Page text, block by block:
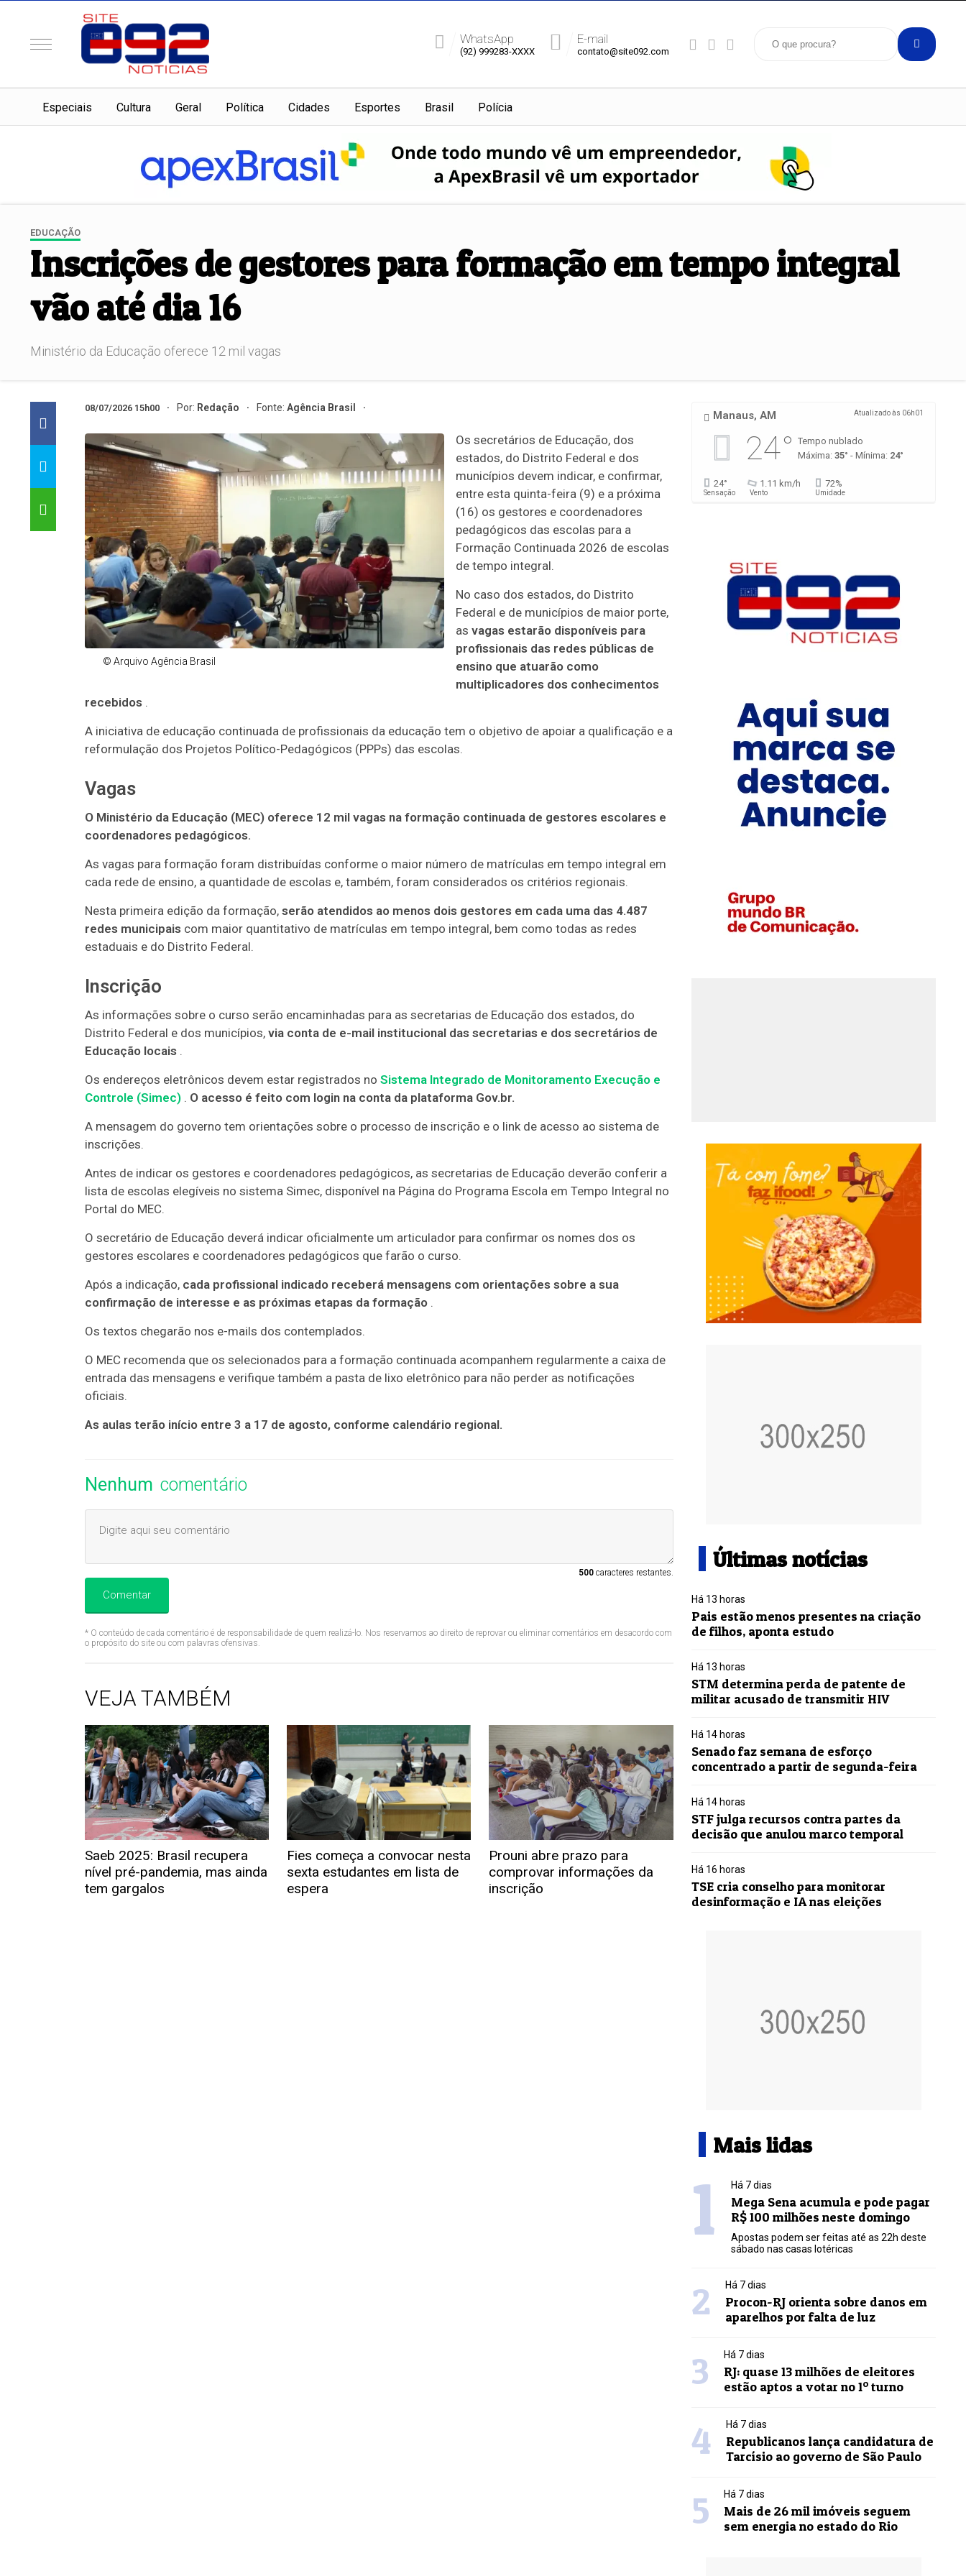
E-mail
contato@site092.com
WhatsApp
(92) 999283-XXXX
Especiais Cultura Geral Política Cidades Esportes Brasil Polícia
EDUCAÇÃO
Inscrições de gestores para formação em tempo integral
vão até dia 16
Ministério da Educação oferece 12 mil vagas
08/07/2026 15h00 Por: Redação Fonte: Agência Brasil
© Arquivo Agência Brasil
Os secretários de Educação, dos
estados, do Distrito Federal e dos
municípios devem indicar, e confirmar,
entre esta quinta-feira (9) e a próxima
(16) os gestores e coordenadores
pedagógicos das escolas para a
Formação Continuada 2026 de escolas
de tempo integral.
No caso dos estados, do Distrito
Federal e de municípios de maior porte,
as vagas estarão disponíveis para
profissionais das redes públicas de
ensino que atuarão como
multiplicadores dos conhecimentos
recebidos.
A iniciativa de educação continuada de profissionais da educação tem o objetivo de apoiar a qualificação e a
reformulação dos Projetos Político-Pedagógicos (PPPs) das escolas.
Vagas
O Ministério da Educação (MEC) oferece 12 mil vagas na formação continuada de gestores escolares e
coordenadores pedagógicos.
As vagas para formação foram distribuídas conforme o maior número de matrículas em tempo integral em
cada rede de ensino, a quantidade de escolas e, também, foram considerados os critérios regionais.
Nesta primeira edição da formação, serão atendidos ao menos dois gestores em cada uma das 4.487
redes municipaiscom maior quantitativo de matrículas em tempo integral, bem como todas as redes
estaduais e do Distrito Federal.
Inscrição
As informações sobre o curso serão encaminhadas para as secretarias de Educação dos estados, do
Distrito Federal e dos municípios, via conta de e-mail institucional das secretarias e dos secretários de
Educação locais.
Os endereços eletrônicos devem estar registrados no Sistema Integrado de Monitoramento Execução e
Controle (Simec). O acesso é feito com login na conta da plataforma Gov.br.
A mensagem do governo tem orientações sobre o processo de inscrição e o link de acesso ao sistema de
inscrições.
Antes de indicar os gestores e coordenadores pedagógicos, as secretarias de Educação deverão conferir a
lista de escolas elegíveis no sistema Simec, disponível na Página do Programa Escola em Tempo Integral no
Portal do MEC.
O secretário de Educação deverá indicar oficialmente um articulador para confirmar os nomes dos os
gestores escolares e coordenadores pedagógicos que farão o curso.
Após a indicação, cada profissional indicado receberá mensagens com orientações sobre a sua
confirmação de interesse e as próximas etapas da formação.
Os textos chegarão nos e-mails dos contemplados.
O MEC recomenda que os selecionados para a formação continuada acompanhem regularmente a caixa de
entrada das mensagens e verifique também a pasta de lixo eletrônico para não perder as notificações
oficiais.
As aulas terão início entre 3 a 17 de agosto, conforme calendário regional.
Nenhum comentário
500caracteres restantes.
Comentar
* O conteúdo de cada comentário é de responsabilidade de quem realizá-lo. Nos reservamos ao direito de reprovar ou eliminar comentários em desacordo com
o propósito do site ou com palavras ofensivas.
VEJA TAMBÉM
Saeb 2025: Brasil recupera
nível pré-pandemia, mas ainda
tem gargalos
Fies começa a convocar nesta
sexta estudantes em lista de
espera
Prouni abre prazo para
comprovar informações da
inscrição
Manaus, AM Atualizado às 06h01
24°
Tempo nublado
Máxima:35° - Mínima: 24°
24°
Sensação
1.11 km/h
Vento
72%
Umidade
Últimas notícias
Há 13 horas
Pais estão menos presentes na criação
de filhos, aponta estudo
Há 13 horas
STM determina perda de patente de
militar acusado de transmitir HIV
Há 14 horas
Senado faz semana de esforço
concentrado a partir de segunda-feira
Há 14 horas
STF julga recursos contra partes da
decisão que anulou marco temporal
Há 16 horas
TSE cria conselho para monitorar
desinformação e IA nas eleições
Mais lidas
1 Há 7 dias
Mega Sena acumula e pode pagar
R$ 100 milhões neste domingo
Apostas podem ser feitas até as 22h deste
sábado nas casas lotéricas
2 Há 7 dias
Procon-RJ orienta sobre danos em
aparelhos por falta de luz
3 Há 7 dias
RJ: quase 13 milhões de eleitores
estão aptos a votar no 1º turno
4 Há 7 dias
Republicanos lança candidatura de
Tarcísio ao governo de São Paulo
5 Há 7 dias
Mais de 26 mil imóveis seguem
sem energia no estado do Rio